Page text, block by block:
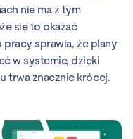
nie ma z tym
się to okazać
pracy sprawia, że plany
w systemie, dzięki
trwa znacznie krócej.